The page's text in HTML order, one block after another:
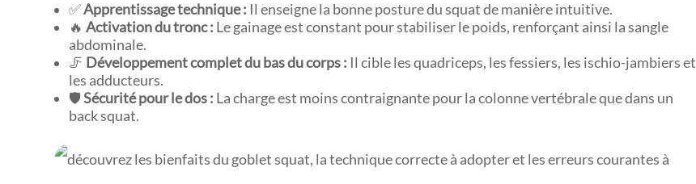
✅Apprentissage technique : Il enseigne la bonne posture du squat de manière intuitive.
🔥 Activation du tronc : Le gainage est constant pour stabiliser le poids, renforçant ainsi la sangle
abdominale.
🦵 Développement complet du bas du corps : Il cible les quadriceps, les fessiers, les ischio-jambiers et
les adducteurs.
🛡️Sécurité pour le dos : La charge est moins contraignante pour la colonne vertébrale que dans un
back squat.